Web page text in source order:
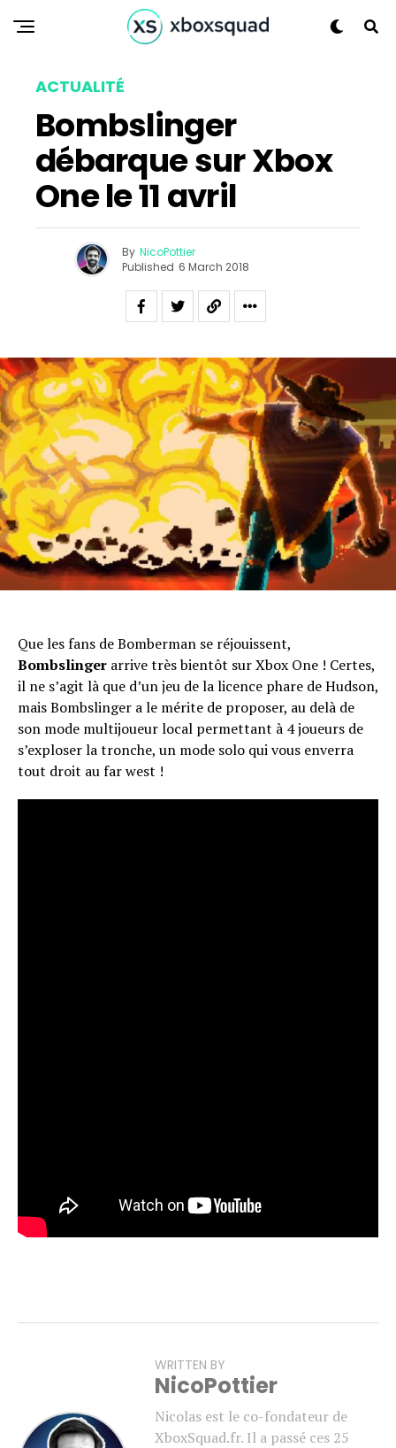
ACTUALITÉ
Bombslinger
débarque sur Xbox
One le 11 avril
By NicoPottier
Published 6 March 2018
Que les fans de Bomberman se réjouissent,
Bombslinger arrive très bientôt sur Xbox One ! Certes,
il ne s’agit là que d’un jeu de la licence phare de Hudson,
mais Bombslinger a le mérite de proposer, au delà de
son mode multijoueur local permettant à 4 joueurs de
s’exploser la tronche, un mode solo qui vous enverra
tout droit au far west !
WRITTEN BY
NicoPottier
Nicolas est le co-fondateur de
XboxSquad.fr. Il a passé ces 25
Email